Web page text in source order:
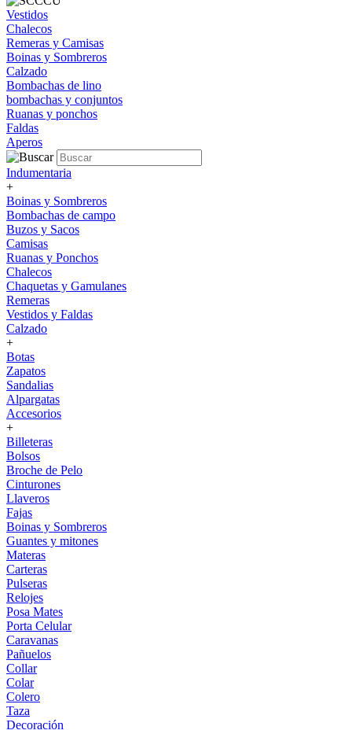
Vestidos
Chalecos
Remeras y Camisas
Boinas y Sombreros
Calzado
Bombachas de lino
bombachas y conjuntos
Ruanas y ponchos
Faldas
Aperos
Indumentaria
+
Boinas y Sombreros
Bombachas de campo
Buzos y Sacos
Camisas
Ruanas y Ponchos
Chalecos
Chaquetas y Gamulanes
Remeras
Vestidos y Faldas
Calzado
+
Botas
Zapatos
Sandalias
Alpargatas
Accesorios
+
Billeteras
Bolsos
Broche de Pelo
Cinturones
Llaveros
Fajas
Boinas y Sombreros
Guantes y mitones
Materas
Carteras
Pulseras
Relojes
Posa Mates
Porta Celular
Caravanas
Pañuelos
Collar
Colar
Colero
Taza
Decoración